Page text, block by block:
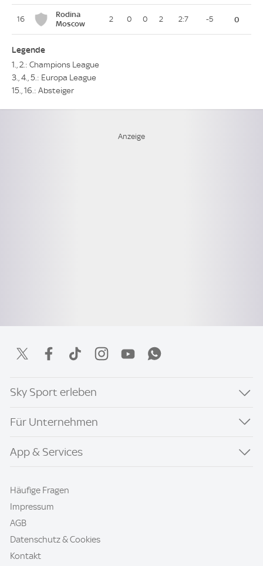
16
Rodina
Moscow
2 0 0 2 2:7 -5 0
Legende
1., 2.: Champions League
3., 4., 5.: Europa League
15., 16.: Absteiger
Sky Sport erleben
Für Unternehmen
App & Services
Häufige Fragen
Impressum
AGB
Datenschutz & Cookies
Kontakt